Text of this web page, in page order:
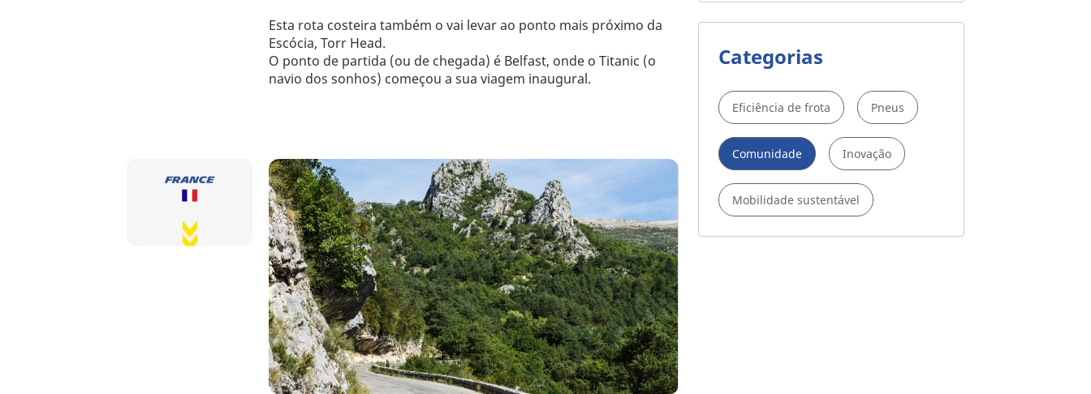
Esta rota costeira também o vai levar ao ponto mais próximo da
Escócia, Torr Head.
O ponto de partida (ou de chegada) é Belfast, onde o Titanic (o
navio dos sonhos) começou a sua viagem inaugural.
Categorias
Eficiência de frota Pneus
Comunidade Inovação
Mobilidade sustentável